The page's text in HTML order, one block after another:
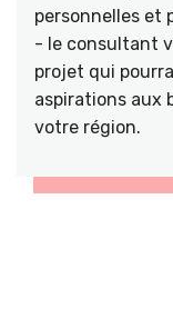
personnelles et
- le consultant
projet qui
aspirations aux
votre région.